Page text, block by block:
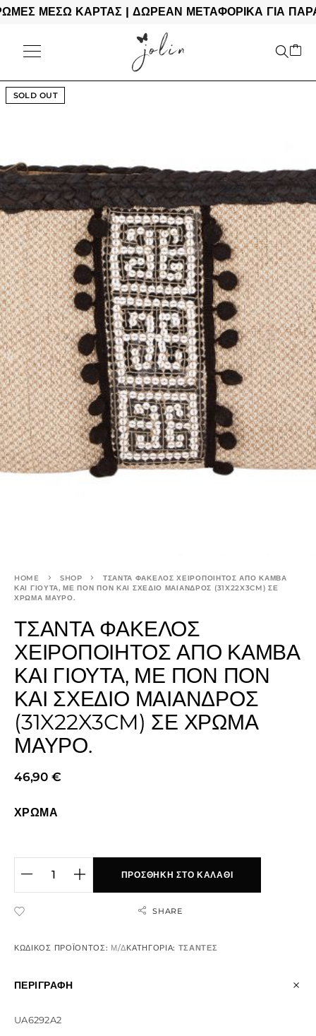
ΜΕΣΩ ΚΑΡΤΑΣ | ΔΩΡΕΑΝ ΜΕΤΑΦΟΡΙΚΑ ΓΙΑ
SOLD OUT
HOME SHOP
ΤΣΑΝΤΑ ΦΑΚΕΛΟΣ ΧΕΙΡΟΠΟΙΗΤΟΣ ΑΠΟ ΚΑΜΒΑ
ΚΑΙ ΓΙΟΥΤΑ, ΜΕ ΠΟΝ ΠΟΝ ΚΑΙ ΣΧΕΔΙΟ ΜΑΙΑΝΔΡΟΣ (31X22X3CM) ΣΕ
ΧΡΩΜΑ ΜΑΥΡΟ.
ΤΣΑΝΤΑ ΦΑΚΕΛΟΣ
ΧΕΙΡΟΠΟΙΗΤΟΣ ΑΠΟ ΚΑΜΒΑ
ΚΑΙ ΓΙΟΥΤΑ, ΜΕ ΠΟΝ ΠΟΝ
ΚΑΙ ΣΧΕΔΙΟ ΜΑΙΑΝΔΡΟΣ
(31X22X3CM) ΣΕ ΧΡΩΜΑ
ΜΑΥΡΟ.
46,90 €
ΧΡΩΜΑ
ΠΡΟΣΘΉΚΗ ΣΤΟ ΚΑΛΆΘΙ
SHARE
ΚΩΔΙΚΌΣ ΠΡΟΪΌΝΤΟΣ: Μ/ΔΚΑΤΗΓΟΡΊΑ: ΤΣΑΝΤΕΣ
ΠΕΡΙΓΡΑΦΉ
UA6292A2